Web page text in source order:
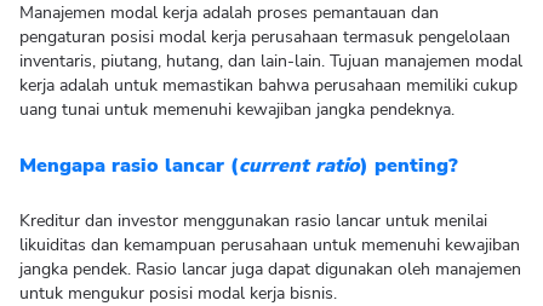
Manajemen modal kerja adalah proses pemantauan dan
pengaturan posisi modal kerja perusahaan termasuk pengelolaan
inventaris, piutang, hutang, dan lain-lain. Tujuan manajemen modal
kerja adalah untuk memastikan bahwa perusahaan memiliki cukup
uang tunai untuk memenuhi kewajiban jangka pendeknya.
Mengapa rasio lancar (current ratio) penting?
Kreditur dan investor menggunakan rasio lancar untuk menilai
likuiditas dan kemampuan perusahaan untuk memenuhi kewajiban
jangka pendek. Rasio lancar juga dapat digunakan oleh manajemen
untuk mengukur posisi modal kerja bisnis.